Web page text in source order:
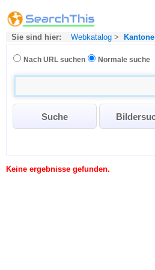
Sie sind hier: Webkatalog > Kantone
Nach URL suchen Normale suche
Keine ergebnisse gefunden.